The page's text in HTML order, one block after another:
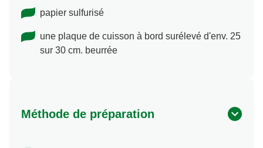
papier sulfurisé
une plaque de cuisson à bord surélevé d'env. 25
sur 30 cm. beurrée
Méthode de préparation